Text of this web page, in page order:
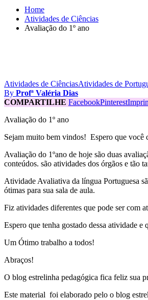
Home
Atividades de Ciências
Avaliação do 1º ano
Atividades de CiênciasAtividades de
By Profª Valéria Dias
COMPARTILHE FacebookPinterest
Avaliação do 1º ano
Sejam muito bem vindos! Espero que você
Avaliação do 1ºano de hoje são duas
conteúdos. são atividades dos órgãos e tão
Atividade Avaliativa da língua Portuguesa
ótimas para sua sala de aula.
Fiz atividades diferentes que pode ser com
Espero que tenha gostado dessa atividade e
Um Ótimo trabalho a todos!
Abraços!
O blog estrelinha pedagógica fica feliz sua
Este material foi elaborado pelo o blog